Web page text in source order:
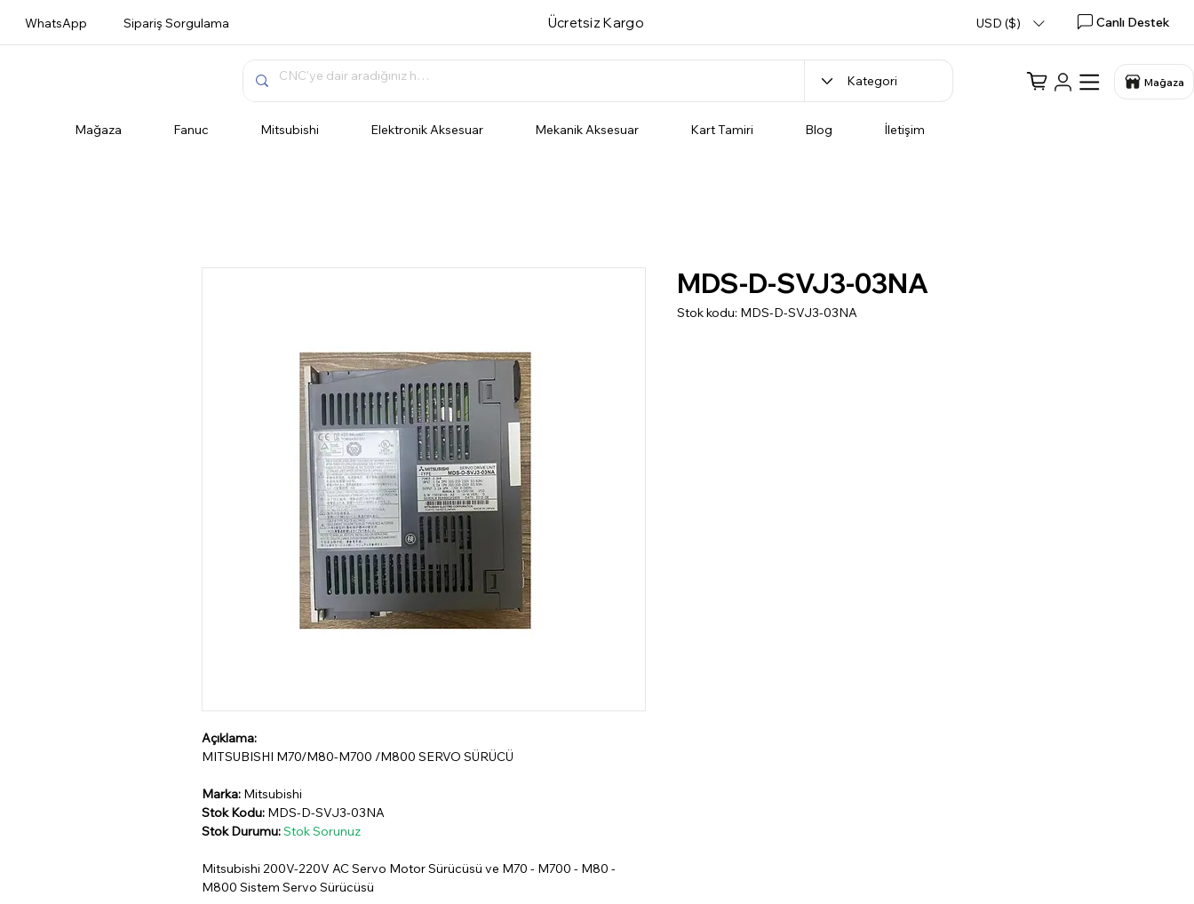
WhatsApp Sipariş Sorgulama Ücretsiz Kargo USD ($) Canlı Destek
Mağaza
Mağaza Fanuc Mitsubishi Elektronik Aksesuar Mekanik Aksesuar Kart Tamiri Blog İletişim
Açıklama:
MITSUBISHI M70/M80-M700 /M800 SERVO SÜRÜCÜ
Marka: Mitsubishi
Stok Kodu: MDS-D-SVJ3-03NA
Stok Durumu:Stok Sorunuz
Mitsubishi 200V-220V AC Servo Motor Sürücüsü ve M70 - M700 - M80 -
M800 Sistem Servo Sürücüsü
MDS-D-SVJ3-03NA
Stok kodu: MDS-D-SVJ3-03NA